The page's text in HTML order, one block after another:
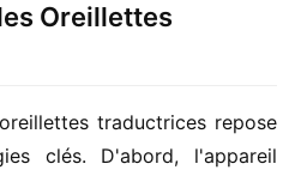
Oreillettes
traductrices repose
clés. D'abord, l'appareil